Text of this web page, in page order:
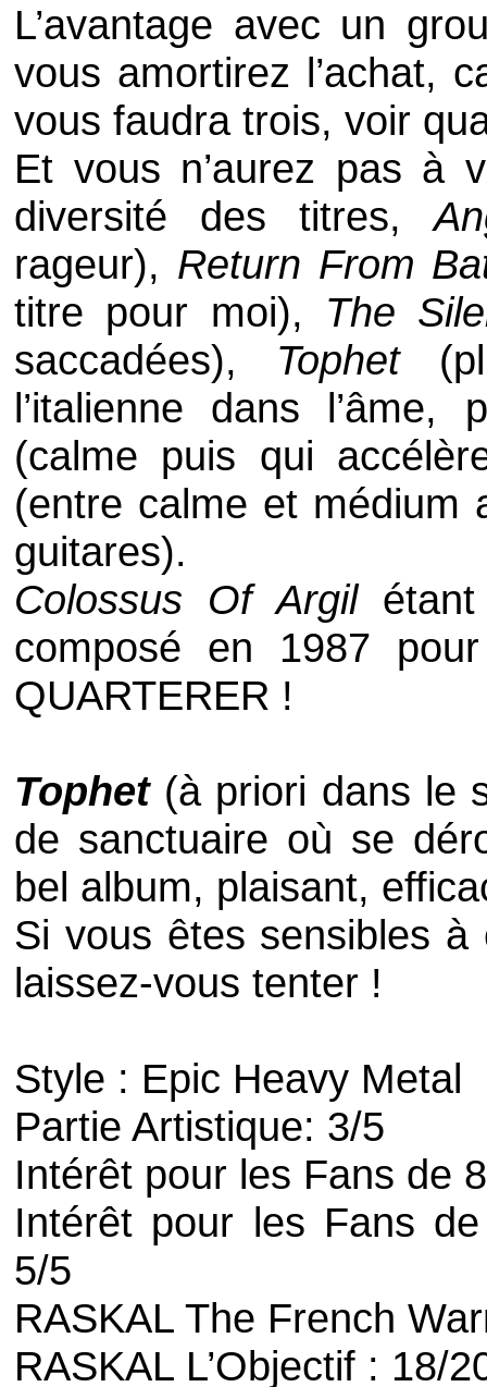
L’avantage avec un
vous amortirez l’achat,
vous faudra trois, voir
Et vous n’aurez pas à
diversité des titres,
rageur), Return From
titre pour moi), The
saccadées), Tophet
l’italienne dans l’âme,
(calme puis qui
(entre calme et médium
guitares).
Colossus Of Argilétant
composé en 1987
QUARTERER !
Tophet(à priori dans le
de sanctuaire où se
bel album, plaisant,
Si vous êtes sensibles
laissez-vous tenter !
Style : Epic Heavy Metal
Partie Artistique: 3/5
Intérêt pour les Fans de
Intérêt pour les Fans
5/5
RASKAL The French
RASKAL L’Objectif : 18/